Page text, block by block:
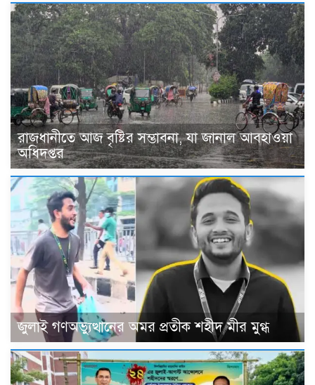
রাজধানীতে আজ বৃষ্টির সম্ভাবনা, যা জানাল আবহাওয়া
অধিদপ্তর
জুলাই গণঅভ্যুত্থানের অমর প্রতীক শহীদ মীর মুগ্ধ